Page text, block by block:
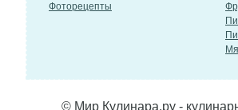
Фоторецепты
© Мир Кулинара.ру -